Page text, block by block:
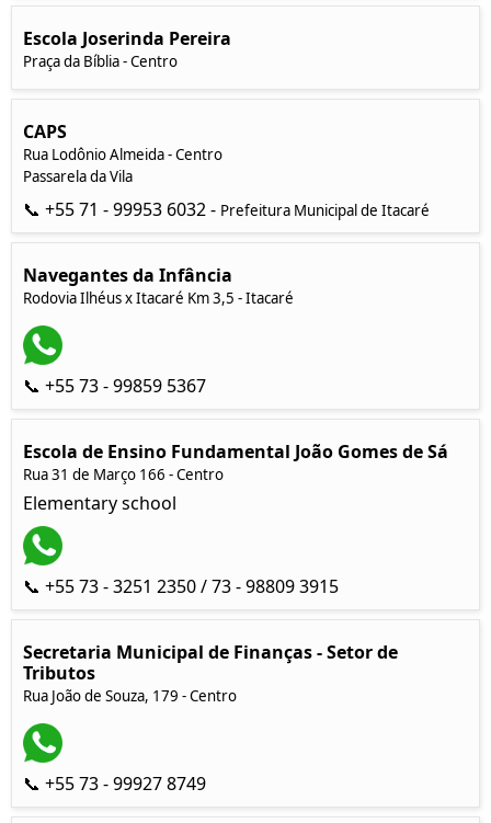
Escola Joserinda Pereira
Praça da Bíblia - Centro
CAPS
Rua Lodônio Almeida - Centro
Passarela da Vila
📞 +55 71 - 99953 6032 - Prefeitura Municipal de Itacaré
Navegantes da Infância
Rodovia Ilhéus x Itacaré Km 3,5 - Itacaré
📞 +55 73 - 99859 5367
Escola de Ensino Fundamental João Gomes de Sá
Rua 31 de Março 166 - Centro
Elementary school
📞 +55 73 - 3251 2350 / 73 - 98809 3915
Secretaria Municipal de Finanças - Setor de
Tributos
Rua João de Souza, 179 - Centro
📞 +55 73 - 99927 8749